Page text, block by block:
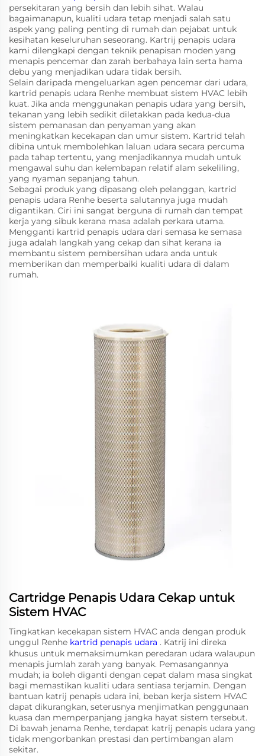
persekitaran yang bersih dan lebih sihat. Walau
bagaimanapun, kualiti udara tetap menjadi salah satu
aspek yang paling penting di rumah dan pejabat untuk
kesihatan keseluruhan seseorang. Kartrij penapis udara
kami dilengkapi dengan teknik penapisan moden yang
menapis pencemar dan zarah berbahaya lain serta hama
debu yang menjadikan udara tidak bersih.
Selain daripada mengeluarkan agen pencemar dari udara,
kartrid penapis udara Renhe membuat sistem HVAC lebih
kuat. Jika anda menggunakan penapis udara yang bersih,
tekanan yang lebih sedikit diletakkan pada kedua-dua
sistem pemanasan dan penyaman yang akan
meningkatkan kecekapan dan umur sistem. Kartrid telah
dibina untuk membolehkan laluan udara secara percuma
pada tahap tertentu, yang menjadikannya mudah untuk
mengawal suhu dan kelembapan relatif alam sekeliling,
yang nyaman sepanjang tahun.
Sebagai produk yang dipasang oleh pelanggan, kartrid
penapis udara Renhe beserta salutannya juga mudah
digantikan. Ciri ini sangat berguna di rumah dan tempat
kerja yang sibuk kerana masa adalah perkara utama.
Mengganti kartrid penapis udara dari semasa ke semasa
juga adalah langkah yang cekap dan sihat kerana ia
membantu sistem pembersihan udara anda untuk
memberikan dan memperbaiki kualiti udara di dalam
rumah.
Cartridge Penapis Udara Cekap untuk
Sistem HVAC
Tingkatkan kecekapan sistem HVAC anda dengan produk
unggul Renhe kartrid penapis udara . Katrij ini direka
khusus untuk memaksimumkan peredaran udara walaupun
menapis jumlah zarah yang banyak. Pemasangannya
mudah; ia boleh diganti dengan cepat dalam masa singkat
bagi memastikan kualiti udara sentiasa terjamin. Dengan
bantuan katrij penapis udara ini, beban kerja sistem HVAC
dapat dikurangkan, seterusnya menjimatkan penggunaan
kuasa dan memperpanjang jangka hayat sistem tersebut.
Di bawah jenama Renhe, terdapat katrij penapis udara yang
tidak mengorbankan prestasi dan pertimbangan alam
sekitar.